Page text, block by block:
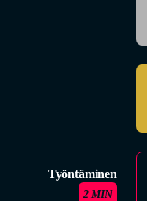
Työntäminen
2 MIN